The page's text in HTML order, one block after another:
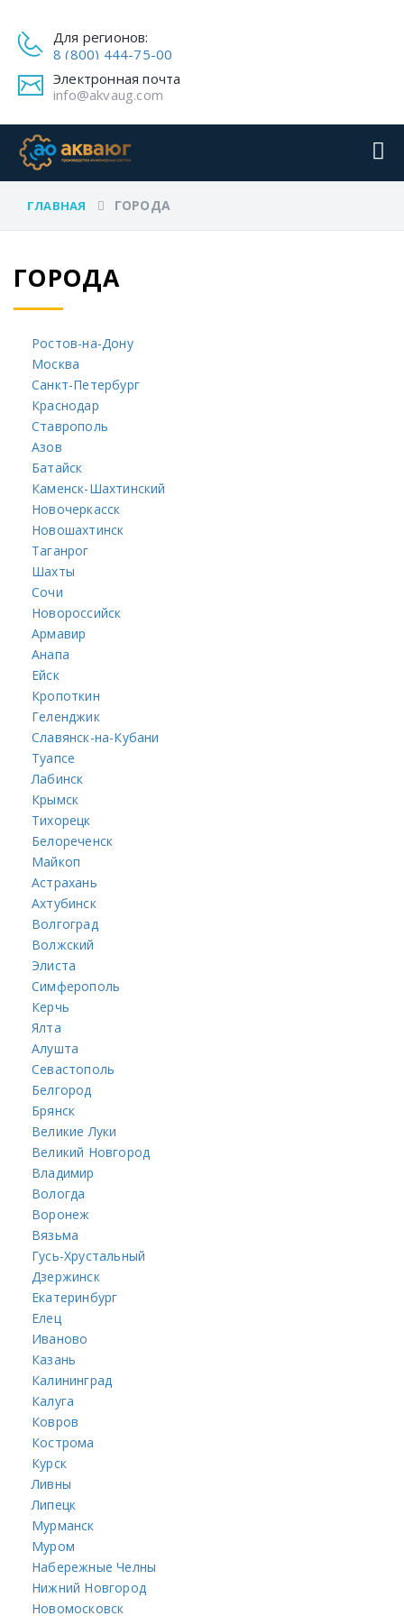
Для регионов:
8 (800) 444-75-00
Электронная почта
info@akvaug.com
ГЛАВНАЯ ГОРОДА
ГОРОДА
Ростов-на-Дону
Москва
Санкт-Петербург
Краснодар
Ставрополь
Азов
Батайск
Каменск-Шахтинский
Новочеркасск
Новошахтинск
Таганрог
Шахты
Сочи
Новороссийск
Армавир
Анапа
Ейск
Кропоткин
Геленджик
Славянск-на-Кубани
Туапсе
Лабинск
Крымск
Тихорецк
Белореченск
Майкоп
Астрахань
Ахтубинск
Волгоград
Волжский
Элиста
Симферополь
Керчь
Ялта
Алушта
Севастополь
Белгород
Брянск
Великие Луки
Великий Новгород
Владимир
Вологда
Воронеж
Вязьма
Гусь-Хрустальный
Дзержинск
Екатеринбург
Елец
Иваново
Казань
Калининград
Калуга
Ковров
Кострома
Курск
Ливны
Липецк
Мурманск
Муром
Набережные Челны
Нижний Новгород
Новомосковск